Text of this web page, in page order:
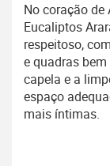
No coração de
Eucaliptos
respeitoso,
e quadras
capela e a
espaço
mais íntimas.